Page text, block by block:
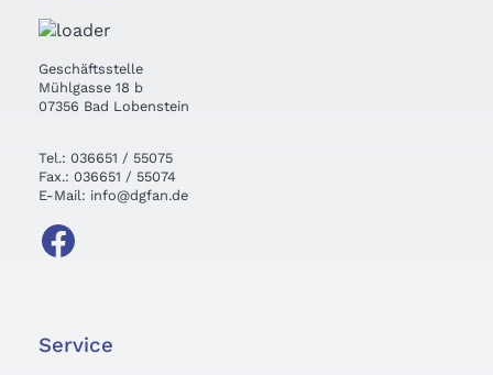
Geschäftsstelle
Mühlgasse 18 b
07356 Bad Lobenstein
Tel.: 036651 / 55075
Fax.: 036651 / 55074
E-Mail: info@dgfan.de
Service